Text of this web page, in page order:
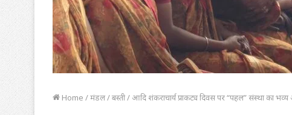
Home /मंडल/बस्ती/ आदि शंकराचार्य प्राकट्य दिवस पर “पहल” संस्था का